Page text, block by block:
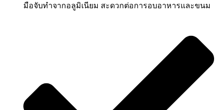
มือจับทำจากอลูมิเนียม สะดวกต่อการอบอาหารและขนม